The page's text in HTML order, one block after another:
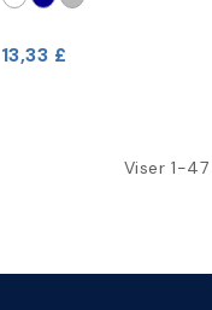
13,33 £
Viser 1-